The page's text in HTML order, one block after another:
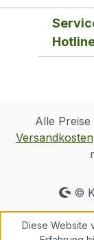
vor Ort
der
3,5 mm
Alle
Versandkosten
©
Diese Website